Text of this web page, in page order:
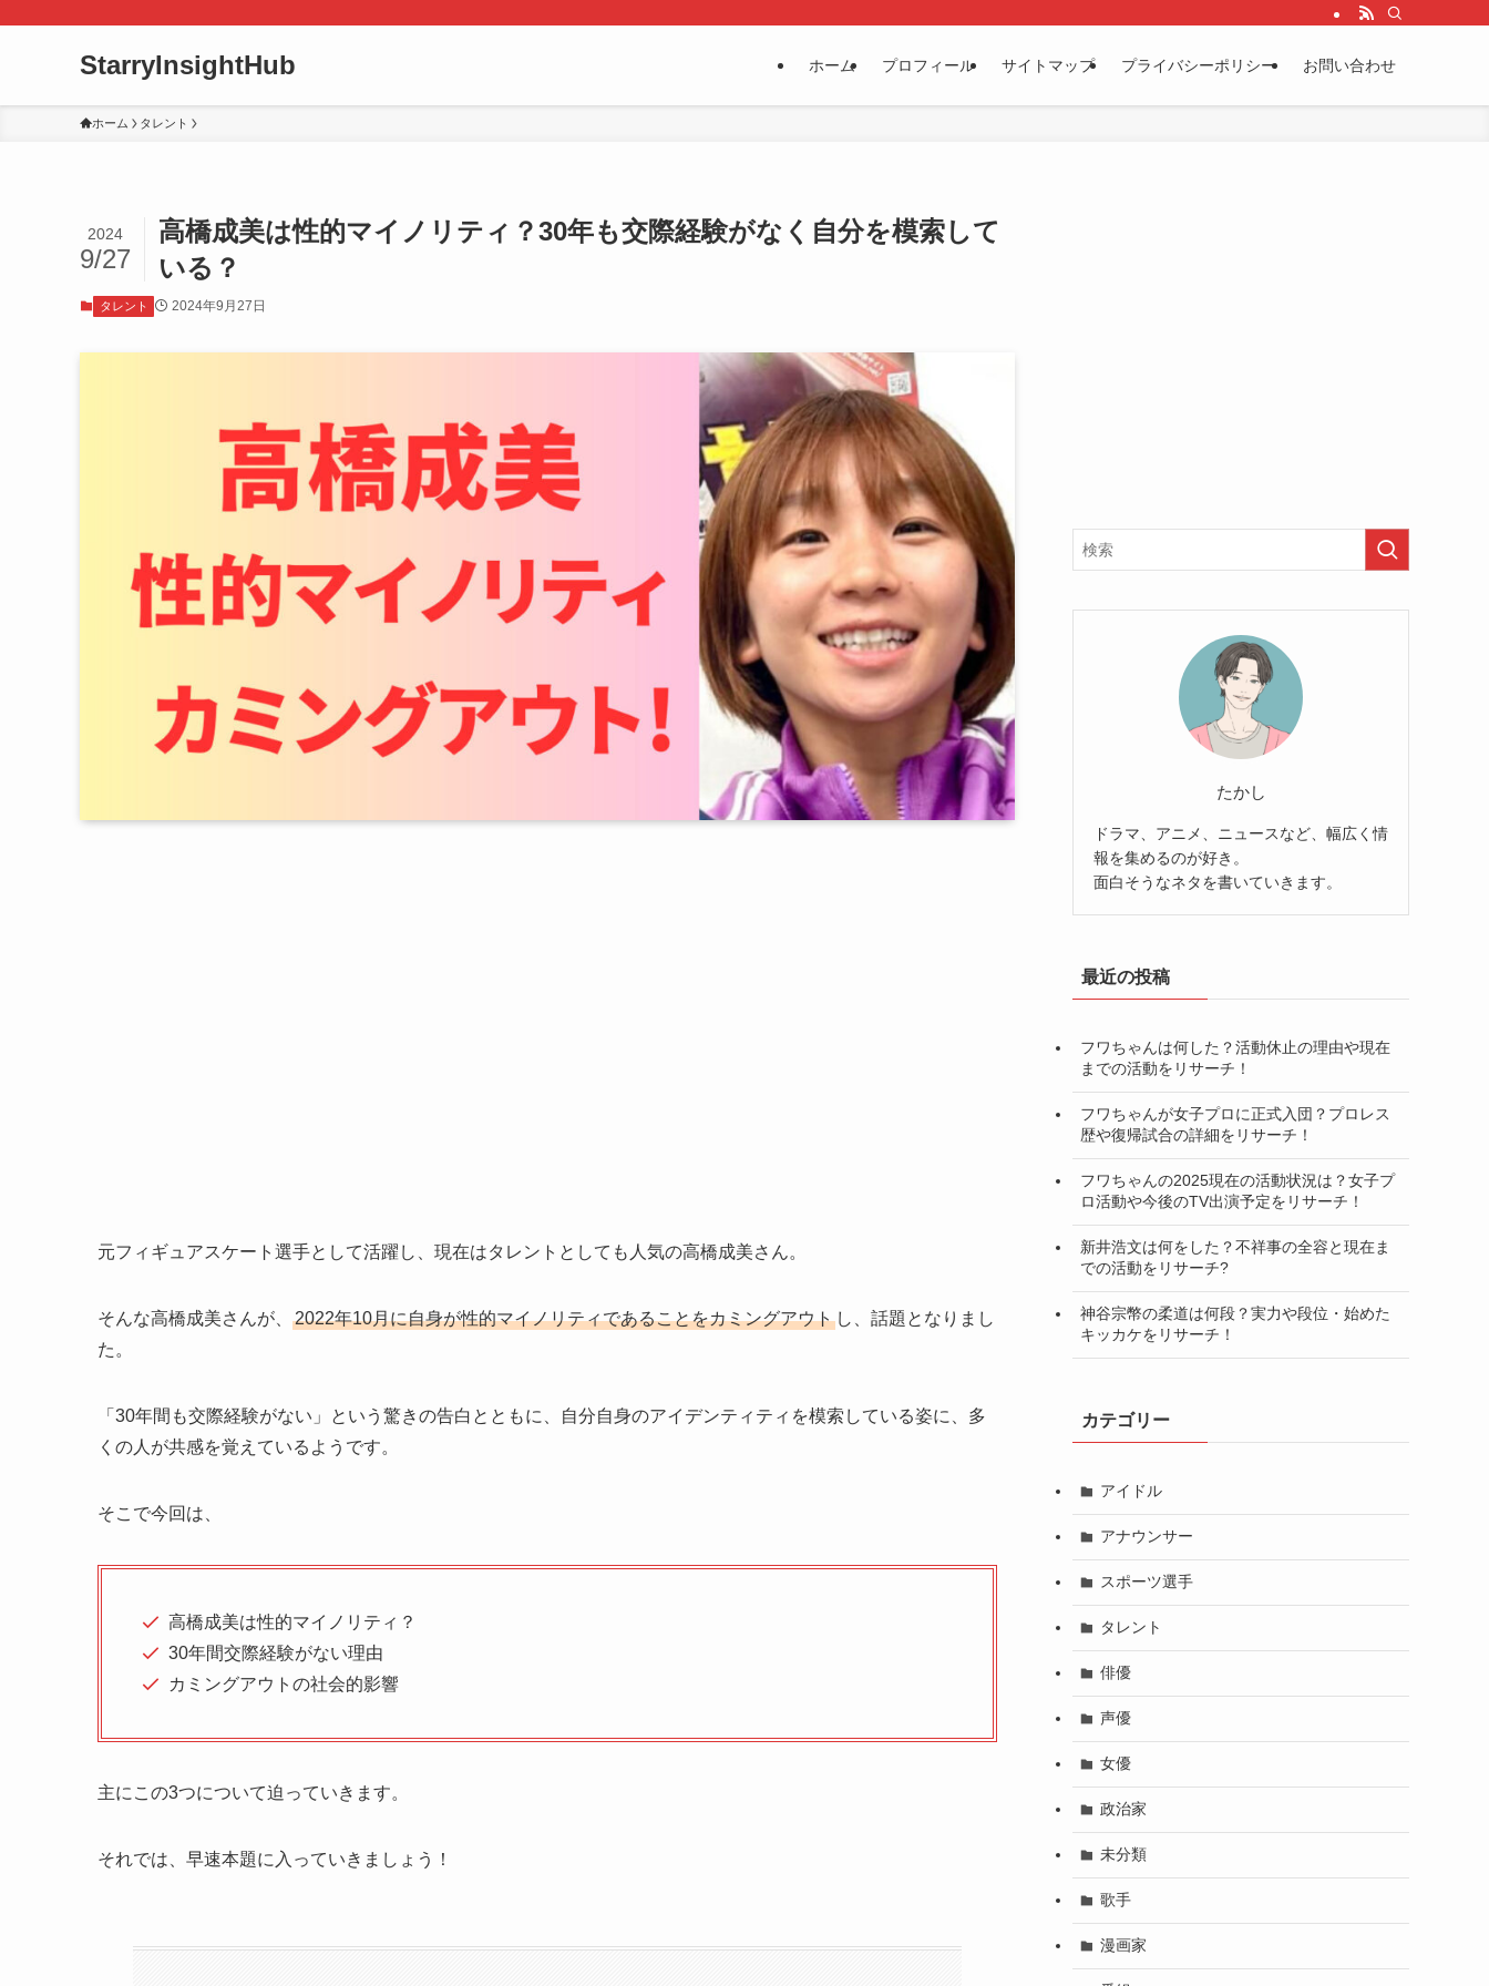
StarryInsightHub ホーム プロフィール サイトマップ プライバシーポリシー お問い合わせ
ホーム タレント
高橋成美は性的マイノリティ？30年も交際経験がなく自分を模索して
いる？
2024
9/27
タレント 2024年9月27日
元フィギュアスケート選手として活躍し、現在はタレントとしても人気の高橋成美さん。
そんな高橋成美さんが、 2022年10月に自身が性的マイノリティであることをカミングアウト し、話題となりまし
た。
「30年間も交際経験がない」という驚きの告白とともに、自分自身のアイデンティティを模索している姿に、多
くの人が共感を覚えているようです。
そこで今回は、
高橋成美は性的マイノリティ？
30年間交際経験がない理由
カミングアウトの社会的影響
主にこの3つについて迫っていきます。
それでは、早速本題に入っていきましょう！
たかし
ドラマ、アニメ、ニュースなど、幅広く情
報を集めるのが好き。
面白そうなネタを書いていきます。
最近の投稿
フワちゃんは何した？活動休止の理由や現在
までの活動をリサーチ！
フワちゃんが女子プロに正式入団？プロレス
歴や復帰試合の詳細をリサーチ！
フワちゃんの2025現在の活動状況は？女子プ
ロ活動や今後のTV出演予定をリサーチ！
新井浩文は何をした？不祥事の全容と現在ま
での活動をリサーチ?
神谷宗幣の柔道は何段？実力や段位・始めた
キッカケをリサーチ！
カテゴリー
アイドル
アナウンサー
スポーツ選手
タレント
俳優
声優
女優
政治家
未分類
歌手
漫画家